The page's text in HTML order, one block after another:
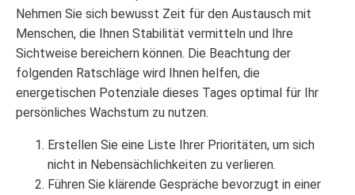
Nehmen Sie sich bewusst Zeit für den Austausch mit
Menschen, die Ihnen Stabilität vermitteln und Ihre
Sichtweise bereichern können. Die Beachtung der
folgenden Ratschläge wird Ihnen helfen, die
energetischen Potenziale dieses Tages optimal für Ihr
persönliches Wachstum zu nutzen.
Erstellen Sie eine Liste Ihrer Prioritäten, um sich
nicht in Nebensächlichkeiten zu verlieren.
Führen Sie klärende Gespräche bevorzugt in einer